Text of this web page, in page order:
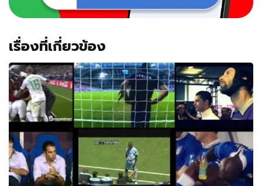
เรื่องที่เกี่ยวข้อง